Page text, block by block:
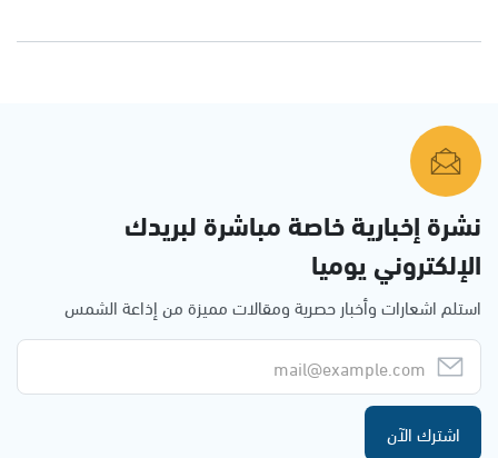
نشرة إخبارية خاصة مباشرة لبريدك
الإلكتروني يوميا
استلم اشعارات وأخبار حصرية ومقالات مميزة من إذاعة الشمس
اشترك الآن